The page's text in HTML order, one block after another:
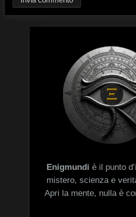
Enigmundi è il punto
mistero, scienza e
Apri la mente, nulla è